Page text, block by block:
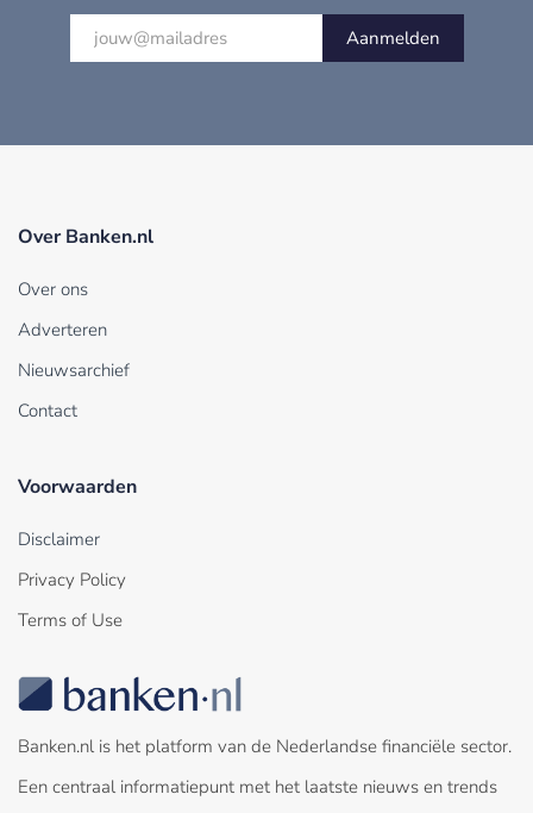
Aanmelden
Over Banken.nl
Over ons
Adverteren
Nieuwsarchief
Contact
Voorwaarden
Disclaimer
Privacy Policy
Terms of Use
Banken.nl is het platform van de Nederlandse financiële sector.
Een centraal informatiepunt met het laatste nieuws en trends